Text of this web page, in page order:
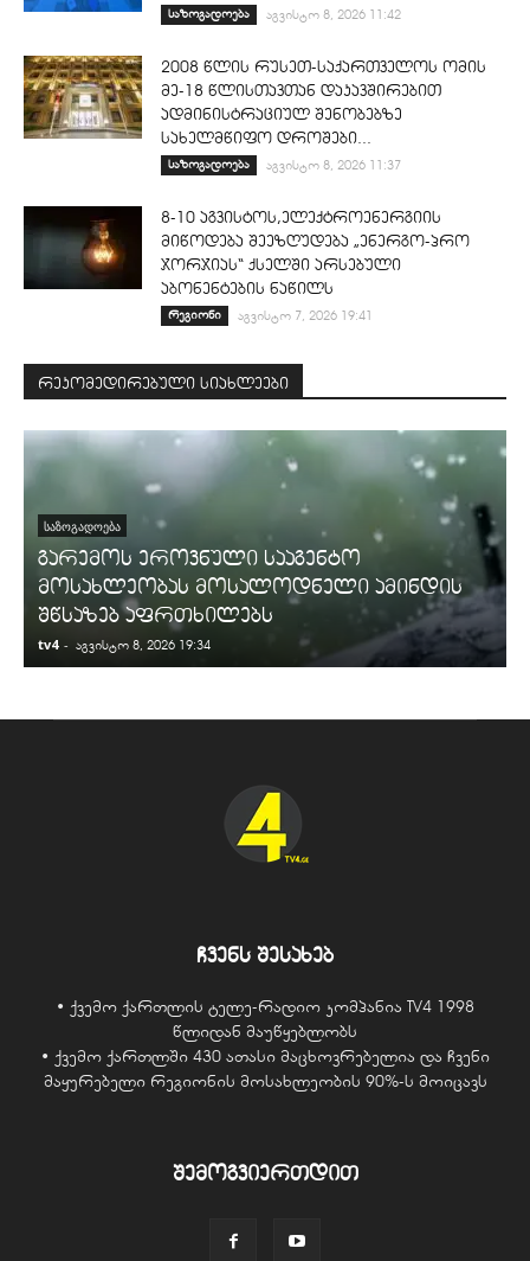
საზოგადოება აგვისტო 8, 2026 11:42
2008 წლის რუსეთ-საქართველოს ომის
მე-18 წლისთავთან დაკავშირებით
ადმინისტრაციულ შენობებზე
სახელმწიფო დროშები...
საზოგადოება აგვისტო 8, 2026 11:37
8-10 აგვისტოს,ელექტროენერგიის
მიწოდება შეეზღუდება „ენერგო-პრო
ჯორჯიას“ ქსელში არსებული
აბონენტების ნაწილს
რეგიონი აგვისტო 7, 2026 19:41
რეკომედირებული სიახლეები
ᲡᲐᲖᲝᲒᲐᲓᲝᲔᲑᲐ
გარემოს ეროვნული სააგენტო
მოსახლეობას მოსალოდნელი ამინდის
შწსაზებ აფრთხილებს
tv4 - აგვისტო 8, 2026 19:34
ჩვენს შესახებ
• ქვემო ქართლის ტელე-რადიო კომპანია TV4 1998
წლიდან მაუწყებლობს
• ქვემო ქართლში 430 ათასი მაცხოვრებელია და ჩვენი
მაყურებელი რეგიონის მოსახლეობის 90%-ს მოიცავს
შემოგვიერთდით